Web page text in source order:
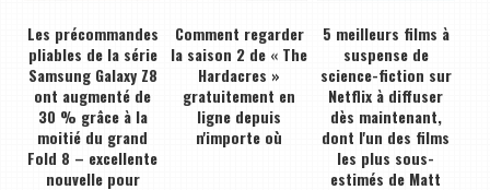
Les précommandes
pliables de la série
Samsung Galaxy Z8
ont augmenté de
30 % grâce à la
moitié du grand
Fold 8 – excellente
nouvelle pour
Comment regarder
la saison 2 de « The
Hardacres »
gratuitement en
ligne depuis
n'importe où
5 meilleurs films à
suspense de
science-fiction sur
Netflix à diffuser
dès maintenant,
dont l'un des films
les plus sous-
estimés de Matt